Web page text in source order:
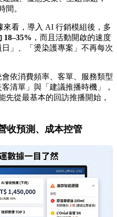
間。
來看，導入 AI 行銷模組後，多
18–35% ，而且活動開啟的速度
」、「燙染護專案」不再每次
會依消費頻率、客單、服務類型
清單」與「建議推播時機」，
先從最基本的回訪推播開始，
收預測、成本控管